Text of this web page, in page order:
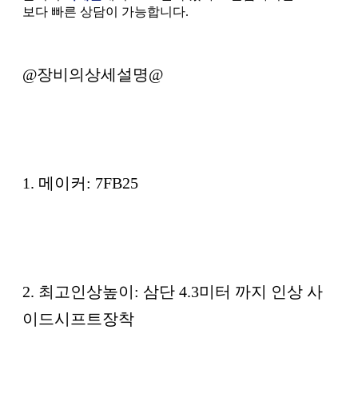
보다 빠른 상담이 가능합니다.
본문
@장비의상세설명@
1. 메이커: 7FB25
2. 최고인상높이: 삼단 4.3미터 까지 인상 사
이드시프트장착